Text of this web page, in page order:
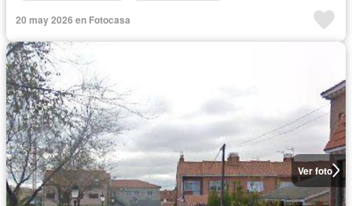
20 may 2026 en Fotocasa
Ver foto